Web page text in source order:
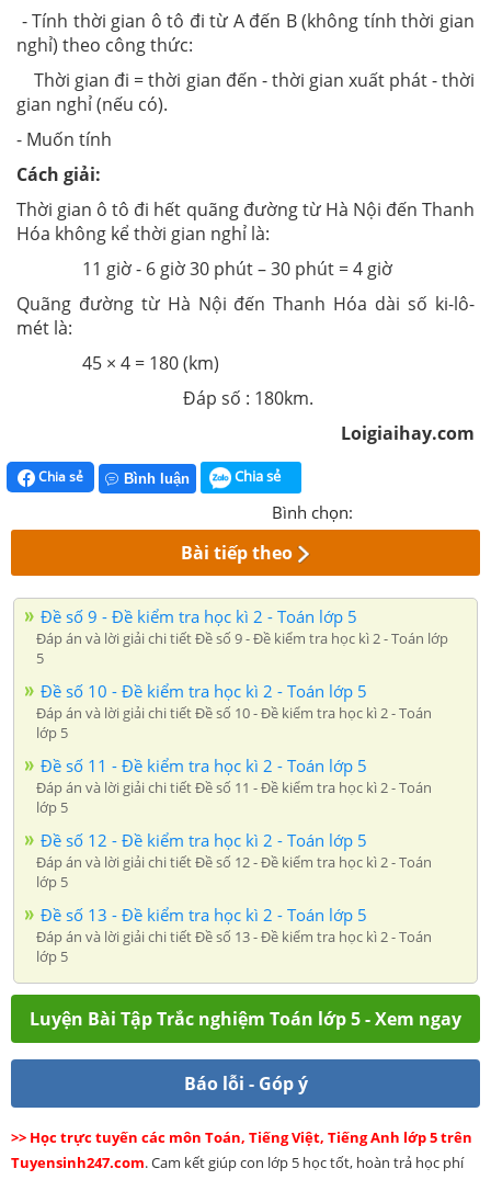
- Tính thời gian ô tô đi từ A đến B (không tính thời gian
nghỉ) theo công thức:
Thời gian đi = thời gian đến - thời gian xuất phát - thời
gian nghỉ (nếu có).
- Muốn tính
Cách giải:
Thời gian ô tô đi hết quãng đường từ Hà Nội đến Thanh
Hóa không kể thời gian nghỉ là:
11 giờ - 6 giờ 30 phút – 30 phút = 4 giờ
Quãng đường từ Hà Nội đến Thanh Hóa dài số ki-lô-
mét là:
45 × 4 = 180 (km)
Đáp số : 180km.
Loigiaihay.com
Chia sẻ Bình luận Chia sẻ
Bình chọn:
Bài tiếp theo
Đề số 9 - Đề kiểm tra học kì 2 - Toán lớp 5
Đáp án và lời giải chi tiết Đề số 9 - Đề kiểm tra học kì 2 - Toán lớp
5
Đề số 10 - Đề kiểm tra học kì 2 - Toán lớp 5
Đáp án và lời giải chi tiết Đề số 10 - Đề kiểm tra học kì 2 - Toán
lớp 5
Đề số 11 - Đề kiểm tra học kì 2 - Toán lớp 5
Đáp án và lời giải chi tiết Đề số 11 - Đề kiểm tra học kì 2 - Toán
lớp 5
Đề số 12 - Đề kiểm tra học kì 2 - Toán lớp 5
Đáp án và lời giải chi tiết Đề số 12 - Đề kiểm tra học kì 2 - Toán
lớp 5
Đề số 13 - Đề kiểm tra học kì 2 - Toán lớp 5
Đáp án và lời giải chi tiết Đề số 13 - Đề kiểm tra học kì 2 - Toán
lớp 5
Luyện Bài Tập Trắc nghiệm Toán lớp 5 - Xem ngay
Báo lỗi - Góp ý
>> Học trực tuyến các môn Toán, Tiếng Việt, Tiếng Anh lớp 5 trên
Tuyensinh247.com. Cam kết giúp con lớp 5 học tốt, hoàn trả học phí